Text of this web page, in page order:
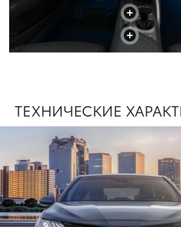
+
+
ТЕХНИЧЕСКИЕ